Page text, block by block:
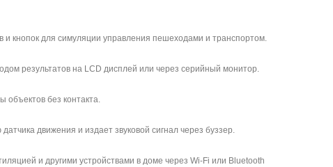
кнопок для симуляции управления пешеходами и транспортом.
результатов на LCD дисплей или через серийный монитор.
объектов без контакта.
движения и издает звуковой сигнал через буззер.
и другими устройствами в доме через Wi-Fi или Bluetooth